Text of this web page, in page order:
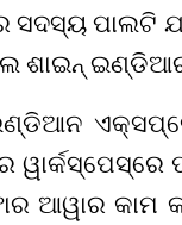
ସଦସ୍ୟ ପାଲଟି
ଶାଇନ୍
ଆୱାର କାମ